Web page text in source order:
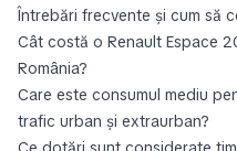
Întrebări frecvente și cum să
Cât costă o Renault Espace
România?
Care este consumul mediu
trafic urban și extraurban?